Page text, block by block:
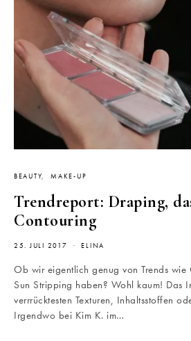
BEAUTY MAKE-UP
Trendreport: Draping,
Contouring
25. JULI 2017 ELINA
Ob wir eigentlich genug von Trends
Sun Stripping haben? Wohl kaum! Das
verrrücktesten Texturen, Inhaltsstoffen
Irgendwo bei Kim K. im…